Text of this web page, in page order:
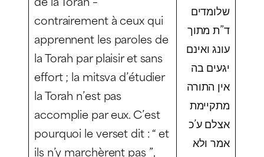
contrairement à ceux qui
apprennent les paroles de
la Torah par plaisir et sans
effort ; la mitsva d’étudier
la Torah n’est pas
accomplie par eux. C’est
pourquoi le verset dit : “ et
ils n’y marchèrent pas ”,
שלומדים
ד”ת מתוך
עונג ואינם
יגעים בה
אין התורה
מתקיימת
אצלם ע’כ
אמר ולא